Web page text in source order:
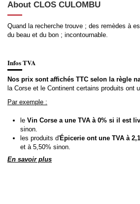
About CLOS CULOMBU
Quand la recherche trouve ; des remèdes à
du beau et du bon ; incontournable.
Infos TVA
Nos prix sont affichés TTC selon la règle
la Corse et le Continent certains produits ont
Par exemple :
le Vin Corse a une TVA à 0% si il est
sinon.
les produits d'Épicerie ont une TVA à
et à 5,50% sinon.
En savoir plus